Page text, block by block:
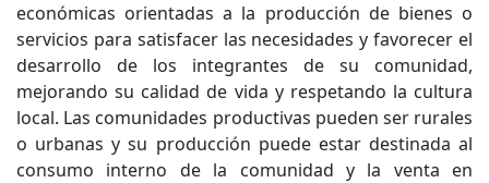
económicas orientadas a la producción de bienes o
servicios para satisfacer las necesidades y favorecer el
desarrollo de los integrantes de su comunidad,
mejorando su calidad de vida y respetando la cultura
local. Las comunidades productivas pueden ser rurales
o urbanas y su producción puede estar destinada al
consumo interno de la comunidad y la venta en